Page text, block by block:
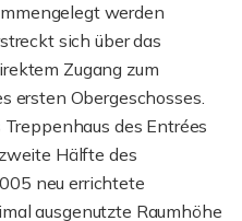
werden
sich über das
Zugang zum
ersten Obergeschosses.
des Entrées
Hälfte des
neu errichtete
ausgenutzte Raumhöhe